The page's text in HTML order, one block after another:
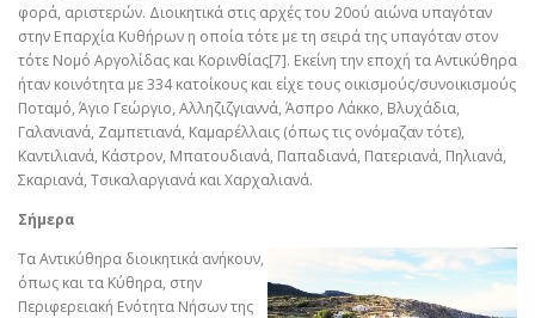
φορά, αριστερών. Διοικητικά στις αρχές του 20ού αιώνα υπαγόταν
στην Επαρχία Κυθήρων η οποία τότε με τη σειρά της υπαγόταν στον
τότε Νομό Αργολίδας και Κορινθίας[7]. Εκείνη την εποχή τα Αντικύθηρα
ήταν κοινότητα με 334 κατοίκους και είχε τους οικισμούς/συνοικισμούς
Ποταμό, Άγιο Γεώργιο, Αλληζιζγιαννά, Άσπρο Λάκκο, Βλυχάδια,
Γαλανιανά, Ζαμπετιανά, Καμαρέλλαις (όπως τις ονόμαζαν τότε),
Καντιλιανά, Κάστρον, Μπατουδιανά, Παπαδιανά, Πατεριανά, Πηλιανά,
Σκαριανά, Τσικαλαργιανά και Χαρχαλιανά.
Σήμερα
Τα Αντικύθηρα διοικητικά ανήκουν,
όπως και τα Κύθηρα, στην
Περιφερειακή Ενότητα Νήσων της